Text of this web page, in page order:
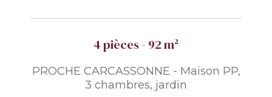
4 pièces - 92 m²
PROCHE CARCASSONNE - Maison PP,
3 chambres, jardin